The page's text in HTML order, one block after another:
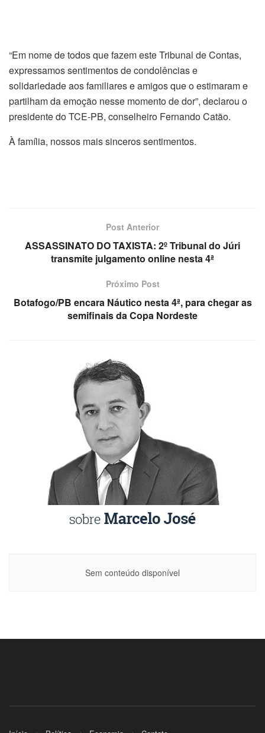
“Em nome de todos que fazem este Tribunal de Contas,
expressamos sentimentos de condolências e
solidariedade aos familiares e amigos que o estimaram e
partilham da emoção nesse momento de dor”, declarou o
presidente do TCE-PB, conselheiro Fernando Catão.
À família, nossos mais sinceros sentimentos.
Post Anterior
ASSASSINATO DO TAXISTA: 2º Tribunal do Júri
transmite julgamento online nesta 4ª
Próximo Post
Botafogo/PB encara Náutico nesta 4ª, para chegar as
semifinais da Copa Nordeste
Sem conteúdo disponível